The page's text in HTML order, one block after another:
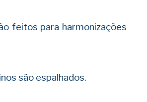
feitos para harmonizações
são espalhados.